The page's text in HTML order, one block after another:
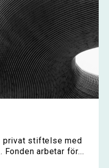
privat stiftelse med
Fonden arbetar för...